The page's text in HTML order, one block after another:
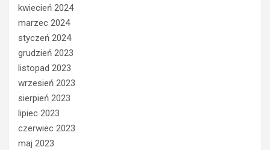
kwiecień 2024
marzec 2024
styczeń 2024
grudzień 2023
listopad 2023
wrzesień 2023
sierpień 2023
lipiec 2023
czerwiec 2023
maj 2023